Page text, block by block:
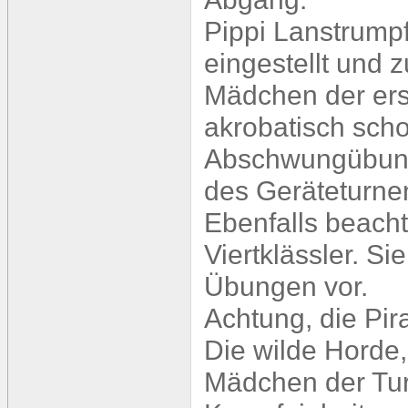
Pippi
eingestellt und
Mädchen der
akrobatisch
des
Ebenfalls
Viertklässler.
Übungen vor.
Achtung, die
Die wilde
Mädchen der